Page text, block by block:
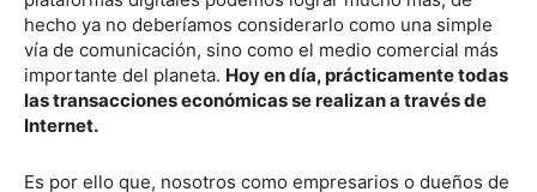
hecho ya no deberíamos considerarlo como una simple
vía de comunicación, sino como el medio comercial más
importante del planeta. Hoy en día, prácticamente todas
las transacciones económicas se realizan a través de
Internet.
Es por ello que, nosotros como empresarios o dueños de